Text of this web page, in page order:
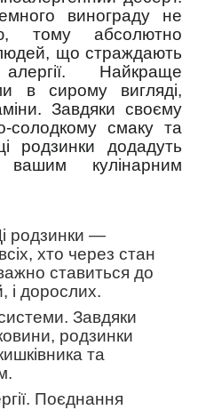
винограду не
тому абсолютно
що страждають
Найкраще
в сирому вигляді,
Завдяки своєму
солодкому смаку та
родзинки додадуть
кулінарним
родзинки —
хто через стан
ставиться до
і дорослих.
Завдяки
родзинки
та
Поєднання